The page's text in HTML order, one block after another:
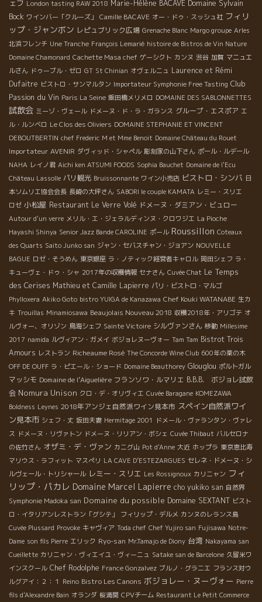
ェフ London tasting RAW 2018 Marie-Hélène BACAVE Domaine Sylvain
Bock ワインバー「クルーズ」 Camille BACAVE オー・ドゥ・スッシュ社 フィリ
ップ・ジャンボン レピュブリック広場 Grenache Blanc Margo groupe Arles
北浜フレンチ Une Tranche François Lemarié histoire de Bistros de Vin Nature
Domaine Chamonard Cachette Masa chef ゲーシクト カンヌ 渋谷 加賀 マニュエ
ルさん ドゥーブル・ゼロ GT St Chinian オヴェルニュ Laurence et Rémi
Dufaitre ビストロ・サンマルタン Importateur Symphonie Free Tasting Club
Passion du Vin Paris La Seine 飯田橋メリメロ DOMAINE DES SABLONNETTES
試飲会 ミーゾ・ヴェール ドメーヌ・ド・ラ・ガランス グループ・エスポア エ
ル・ルンベロ Le Clos des Oliviers DOMAINE STEPHANIE ET VINCENT
DEBOUTBERTIN chef Frederic M et Mme Benoit Domaine Château du Rouet
Importateur AVENIR ダヴィッド・シャペル 彫刻家の山下さん ポール・ルデール
NAHA レイノ君 Aichi ken ATSUMI FOODS Sophia Bauchet Domaine de l'Ecu
Château Lassolle パリ観光 Bruissonnante ワイン小売店 ビストロ・シンバ 日
本ソムリエ協会会長 長崎の大坪さん SABORI le couple KAMATA レミー・スリエ
ロゼ 小松屋 Restaurant Le Verre Volé ドメーヌ・ダミアン・ビュロー
Autour d'un verre メリル・エ・ジェラルディンヌ・クロワジエ La Pioche
Hayashi Shinya Senior Jazz Bande CAROLINE ポール Roussillon Coteaux
des Quarts Saito Junko san ジャン・セバスチャン・ジョアン NOUVELLE
BAGUE ロゼ・そうめん 東京銀座 ラ・ノティック経営者キャロル 岡田シェフ ラ・
キューヴェ・ドゥ・シャ 2017年の収穫情報 セナさん Cuvée Chat Le Temps
des Cerises Mathieu et Camille Lapierre パリ・ビストロ・マルゴ
Phylloxera Akiko Goto bistro YUIGA de Kanazawa Chef Kouki WATANABE 生カ
キ Trouillas Minamiosawa Beaujolais Nouveau 2018 収穫2018年・アリゴテ オ
ルヴォー、オリゾン 鳥海シェフ Sainte Victoire シルヴァンさん 移動 Millesime
2017 namida ルヴィアン・ガメイ ボジョレヌーヴォー Tam Tam Bistrot Trois
Amours レストラン Richeaume Rosé The Concorde Wine Club 600年の栗の木
OFF DE OUFF ラ・ピエール・ショード Domaine Beauthorey Glouglou ポルトガル
マッシモ Domaine de l’Aiguelière フランソワ・ルマリエ B.B.B. ボジョレ試飲
会 Nomura Unison クロ・デ・オリヴィエ Cuvée Baragane KOMEZAWA
Boldness Leynes 2018年アンジェ自然派ワイン見本市 スペイン自然派ワイ
ン見本市 シェフ・丈 坂田夫妻 Hermitage 2001
ドメール・ヴァランタン・ヴァレ
ス ドメーヌ・リヴァトン ドメーヌ・リリアン・ボシェ Cuvée Thibaut バルセロナ
の佐竹さん オザミ・デ・ヴァン カニグ山 Pot d'Anne 大近 ホップラ 東京恵比寿
マリウス・ラフィット マスぺリ LA CAVE D’ESTEZARGUES セレネ・ドメーヌ・シ
ルヴェール・トリシャール レミー・スリエ Les Rossignoux カリニャン フィ
リップ・パカレ Domaine Marcel Lapierre cho yukiko san 自然界
Symphonie Madoka san Domaine du possible Domaine SEXTANT ビスト
ロ・イタリアンレストラン「グシテ」
フィリップ・デルメ カンヌのレランス島
Cuvée Plussard Provoke キャヴィア Toda chef Chef Yujiro san Fujisawa Notre-
Dame son fils Pierre エリック Ryo-san Mr.Tamajo de Diony 台湾 Nakayama san
Cueillette カリニャン・ヴィエイユ・ヴィーニュ Satake san de Barcelone 久留米ワ
インスクール Chef Rodolphe France Gonzalvez ブルノ・グラニエ フランス対ウ
ルグアイ：２：１ Reino Bistro Les Canons ボジョレー・ヌーヴォー Pierre
fils d'Alexandre Bain オランダ 桜満開 CPVチーム Restaurant Le Petit Commerce